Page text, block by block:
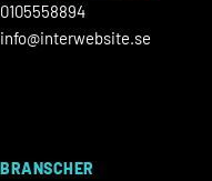
0105558894
info@interwebsite.se
BRANSCHER